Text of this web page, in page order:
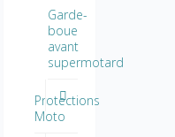
Garde-
boue
avant
supermotard
Protections
Moto